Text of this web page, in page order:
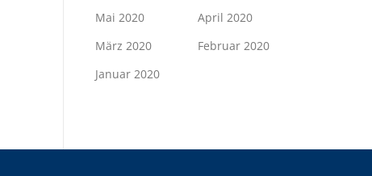
Mai 2020
April 2020
März 2020
Februar 2020
Januar 2020